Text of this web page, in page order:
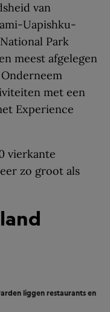
van
Uapishku-
Park
meest afgelegen
Onderneem
met een
Experience
vierkante
zo groot als
liggen restaurants en